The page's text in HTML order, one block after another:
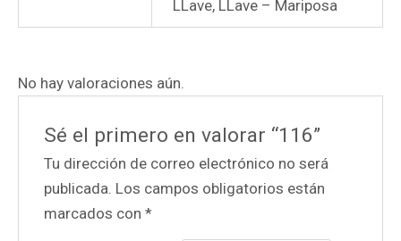
LLave, LLave – Mariposa
No hay valoraciones aún.
Sé el primero en valorar “116”
Tu dirección de correo electrónico no será
publicada. Los campos obligatorios están
marcados con*